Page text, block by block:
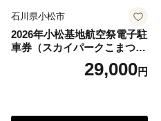
石川県小松市
2026年小松基地航空祭電子駐
車券（スカイパークこまつ
翼） 駐車場 シャトルバスの
りばすぐ 石川県 小松市
29,000円